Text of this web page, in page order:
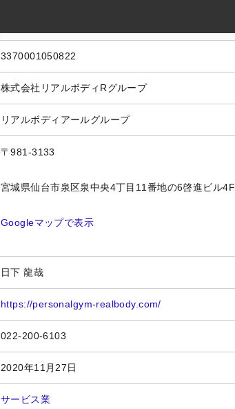
3370001050822
株式会社リアルボディRグループ
リアルボディアールグループ
〒981-3133
宮城県仙台市泉区泉中央4丁目11番地の6啓進ビル4F
Googleマップで表示
日下 龍哉
https://personalgym-realbody.com/
022-200-6103
2020年11月27日
サービス業